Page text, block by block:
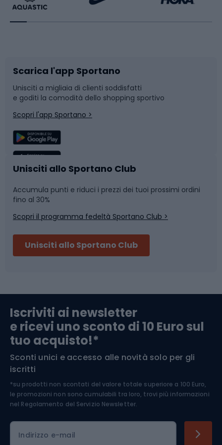
Bikepacking
Bushcraft
Corsa
Sport di squadra
Caschi da ciclismo
Skitouring
Abbigliamento da escursionismo
Sport con le racchette
Slitte e slittini
Snowboard
Camminata nordica
Nuoto
Pattinaggio
Componenti per biciclette
Arrampicata
Medicina dello sport
Abbigliamento ciclistico
Scarica l'app Sportano
Unisciti a migliaia di clienti soddisfatti
e goditi la comodità dello shopping sportivo
Scopri l'app Sportano >
Unisciti allo Sportano Club
Accumula punti e riduci i prezzi dei tuoi prossimi ordini
fino al 30%
Scopri il programma fedeltà Sportano Club >
Unisciti allo Sportano Club
Iscriviti ai newsletter
e ricevi uno sconto di 10 Euro sul
tuo acquisto!*
Sconti unici e accesso alle novità solo per gli
iscritti
*su prodotti non scontati del valore totale superiore a 100 Euro,
le promozioni non sono cumulabili tra loro, trovi più informazioni
nel Regolamento del Servizio Newsletter.
Indirizzo e-mail